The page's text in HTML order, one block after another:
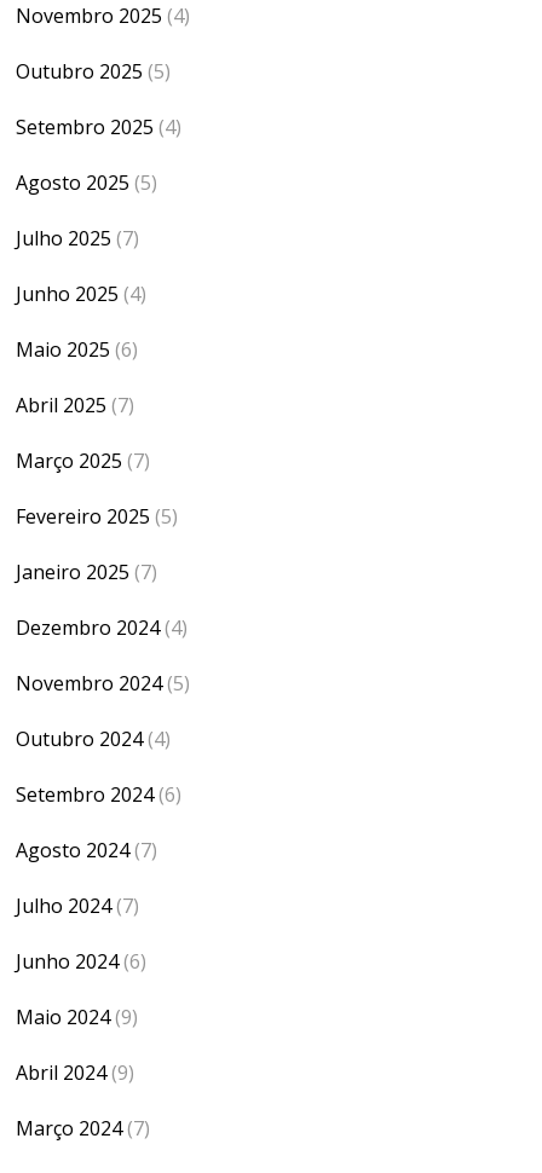
Novembro 2025 (4)
Outubro 2025 (5)
Setembro 2025 (4)
Agosto 2025 (5)
Julho 2025 (7)
Junho 2025 (4)
Maio 2025 (6)
Abril 2025 (7)
Março 2025 (7)
Fevereiro 2025 (5)
Janeiro 2025 (7)
Dezembro 2024(4)
Novembro 2024(5)
Outubro 2024(4)
Setembro 2024(6)
Agosto 2024(7)
Julho 2024(7)
Junho 2024(6)
Maio 2024(9)
Abril 2024(9)
Março 2024(7)